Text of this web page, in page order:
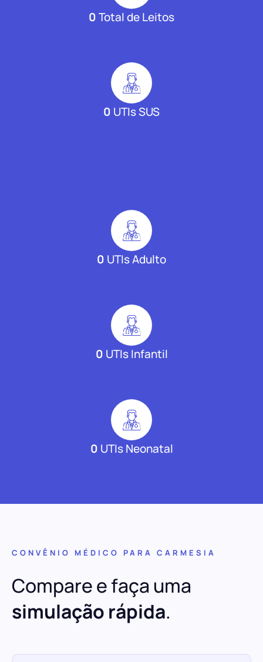
0Total de Leitos
0 UTIs SUS
0 UTIs Adulto
0 UTIs Infantil
0 UTIs Neonatal
CONVÊNIO MÉDICO PARA CARMESIA
Compare e faça uma
simulação rápida.